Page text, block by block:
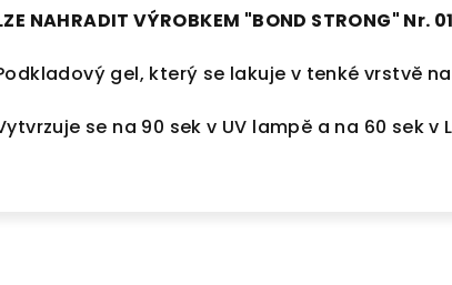
NAHRADIT VÝROBKEM "BOND STRONG" Nr.
gel, který se lakuje v tenké vrstvě
se na 90 sek v UV lampě a na 60 sek